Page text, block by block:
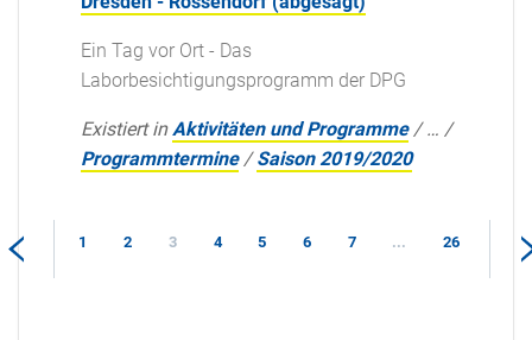
Ein Tag vor Ort - Das
Laborbesichtigungsprogramm der DPG
Existiert in Aktivitäten und Programme /… /
Programmtermine /Saison 2019/2020
1 2 3 4 5 6 7 ... 26